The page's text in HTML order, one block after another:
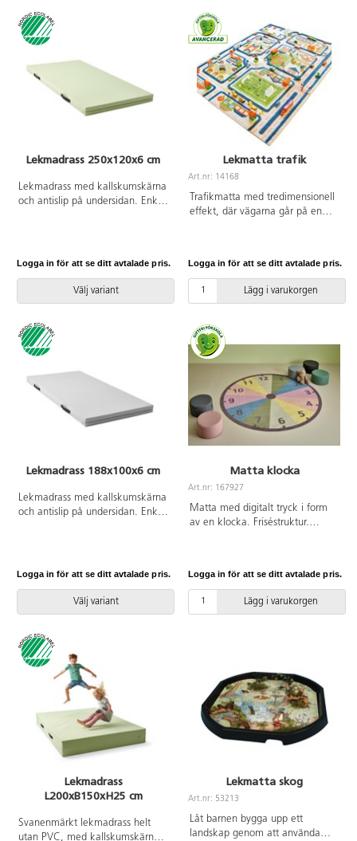
köpes på separat artikelnummer
35571.
Lekmadrass 250x120x6 cm
Lekmadrass med kallskumskärna
och antislip på undersidan. Enkel
250x120x6 cm. Kraftigt fodral
Texcertifierad, klass 1 och
polyesterväv. PVC-fri.
maskintvätt i upp till 60 °C.
Svanenmärkt, licensnummer
3031 0084.
Logga in för att se ditt avtalade pris.
Välj variant
Lekmatta trafik
Art.nr: 14168
Trafikmatta med tredimensionell
effekt, där vägarna går på en
och figurer. Av polyester och
bomull. PVC-fri. Räfflad
undersida, ej antiglid. Sorterade
Bilar och tillbehör ingår ej.
Logga in för att se ditt avtalade pris.
Lägg i varukorgen
Lekmadrass 188x100x6 cm
Lekmadrass med kallskumskärna
och antislip på undersidan. Enkel
188x100x6 cm. Kraftigt fodral
Texcertifierad, klass 1 och
polyesterväv. PVC-fri.
maskintvätt i upp till 60 °C.
Svanenmärkt, licensnummer
3031 0084.
Logga in för att se ditt avtalade pris.
Välj variant
Matta klocka
Art.nr: 167927
Matta med digitalt tryck i form
av en klocka. Friséstruktur.
gummibeläggning, PVC-fri och
ftalat-fri. Kan användas på torra
Logga in för att se ditt avtalade pris.
Lägg i varukorgen
Lekmadrass
L200xB150xH25 cm
Svanenmärkt lekmadrass helt
utan PVC, med kallskumskärna.
Lekmatta skog
Art.nr: 53213
Låt barnen bygga upp ett
landskap genom att använda